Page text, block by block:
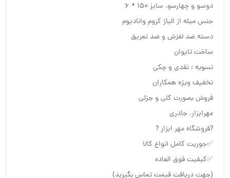
دوسو و چهارسو. سایز ۱۵۰ * ۶
جنس میله از الیاژ کروم وانادیوم
دسته ضد لغزش و ضد تعریق
ساخت تایوان
تسویه : نقدی و چکی
تخفیف ویژه همکاران
فروش بصورت کلی و جزئی
مهرابزار. جادری
?فروشگاه مهر ابزار ?
✅جوریت کامل انواع کالا
✅کیفیت فوق العاده
(جهت دریافت قیمت تماس بگیرید)